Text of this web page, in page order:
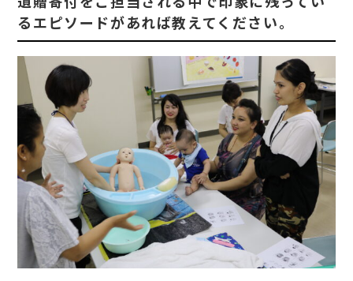
5
遺贈
寄付
をご
検討
され
てい
る方
への
メッ
セー
ジを
お願
いい
たし
ま
す！
るエピソードがあれば教えてください。